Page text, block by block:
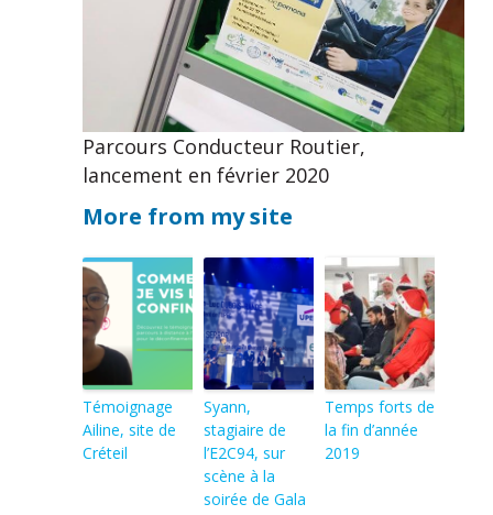
Parcours Conducteur Routier,
lancement en février 2020
More from my site
Témoignage
Ailine, site de
Créteil
Syann,
stagiaire de
l’E2C94, sur
scène à la
soirée de Gala
Temps forts de
la fin d’année
2019